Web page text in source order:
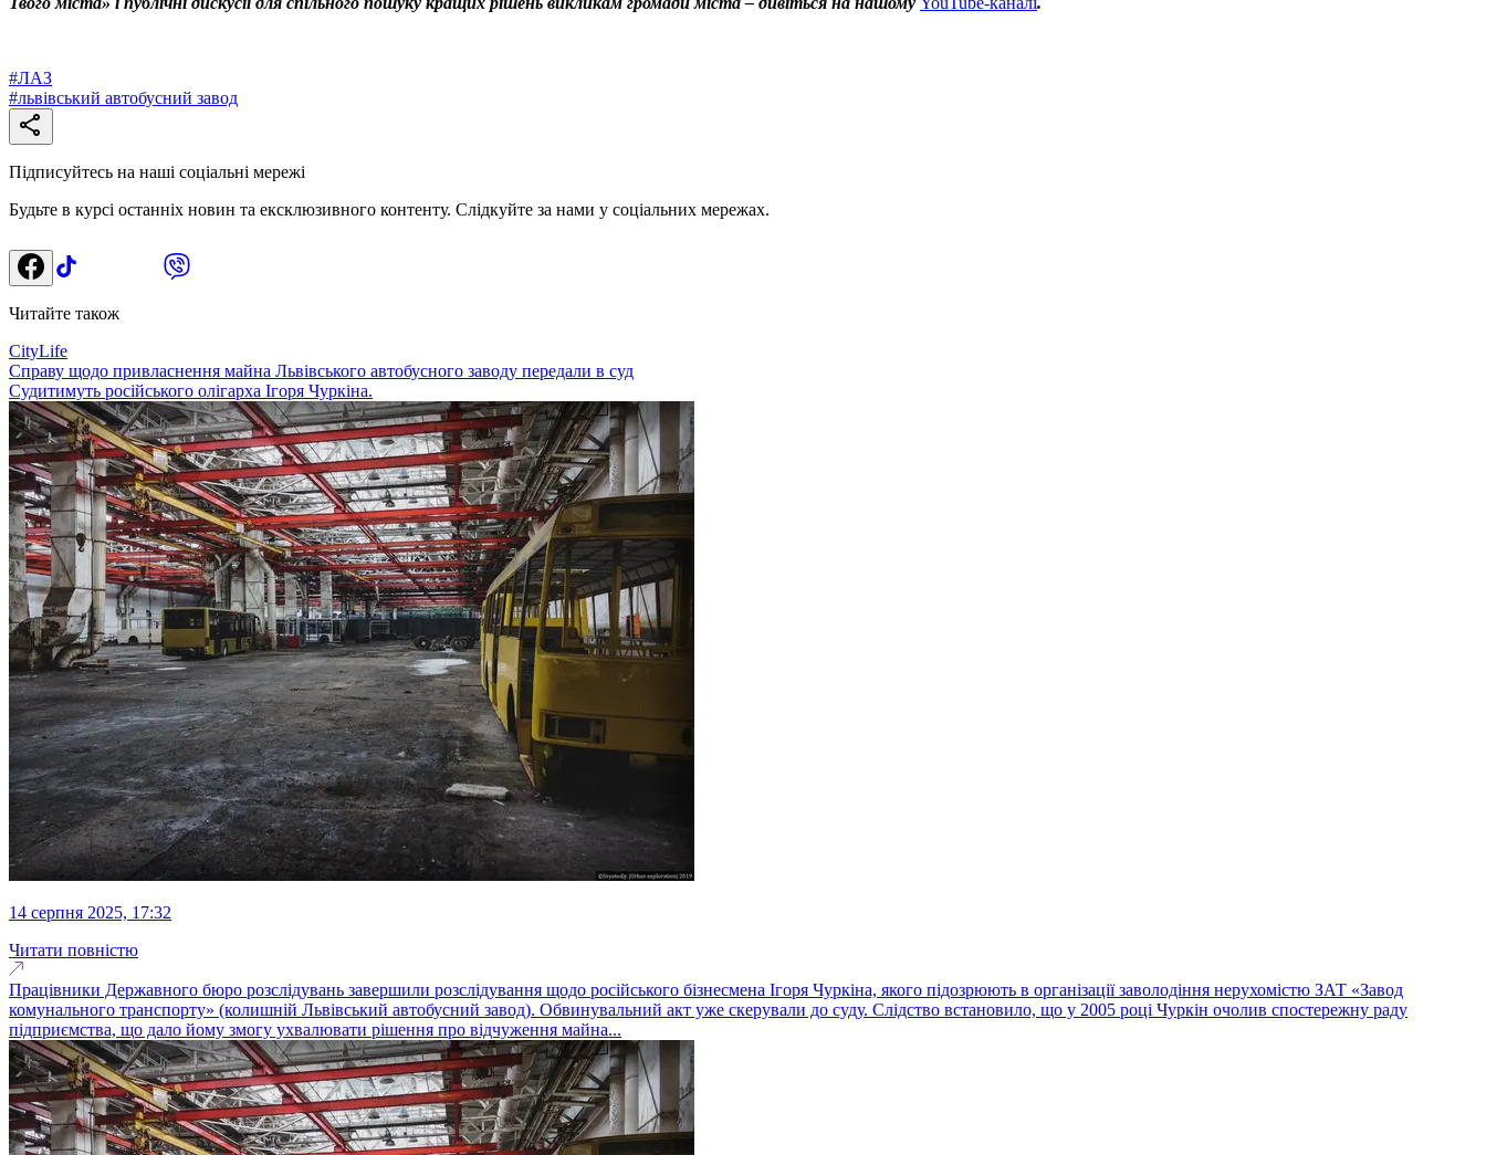
#ЛАЗ
#львівський автобусний завод
Підписуйтесь на наші соціальні мережі
Будьте в курсі останніх новин та ексклюзивного контенту. Слідкуйте за нами у соціальних мережах.
Читайте також
CityLife
Справу щодо привласнення майна Львівського автобусного заводу передали в суд
Судитимуть російського олігарха Ігоря Чуркіна.
14 серпня 2025, 17:32
Читати повністю
Працівники Державного бюро розслідувань завершили розслідування щодо російського бізнесмена Ігоря Чуркіна, якого підозрюють в організації заволодіння нерухомістю ЗАТ «Завод
комунального транспорту» (колишній Львівський автобусний завод). Обвинувальний акт уже скерували до суду. Слідство встановило, що у 2005 році Чуркін очолив спостережну раду
підприємства, що дало йому змогу ухвалювати рішення про відчуження майна...